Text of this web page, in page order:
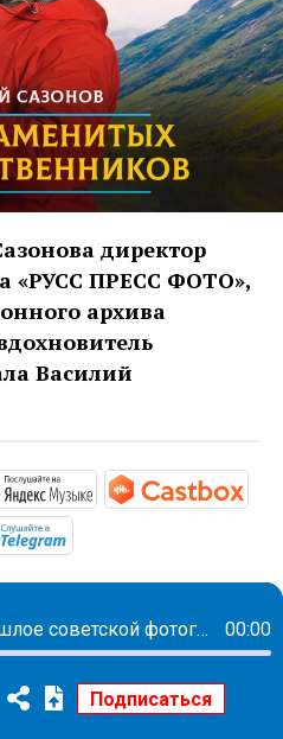
директор
«РУСС ПРЕСС ФОТО»,
архива
Василий
podcasts.apple.com/ru/
https://
Путешествие в прошлое советской фотографии — в год столетия возродился знаменитый журнал «Советское фото» 00:00